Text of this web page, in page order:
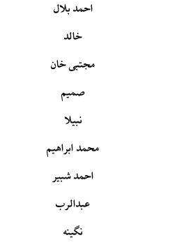
احمد بلال
خالد
مجتبی خان
صمیم
نبیلا
محمد ابراهیم
احمد شبیر
عبدالرب
نگینه